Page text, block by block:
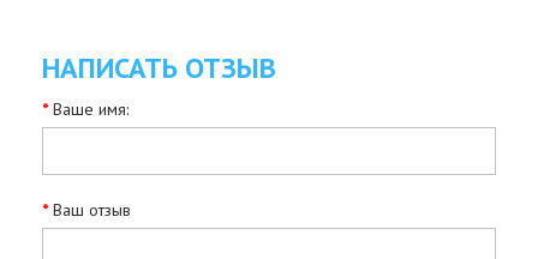
НАПИСАТЬ ОТЗЫВ
Ваше имя:
Ваш отзыв